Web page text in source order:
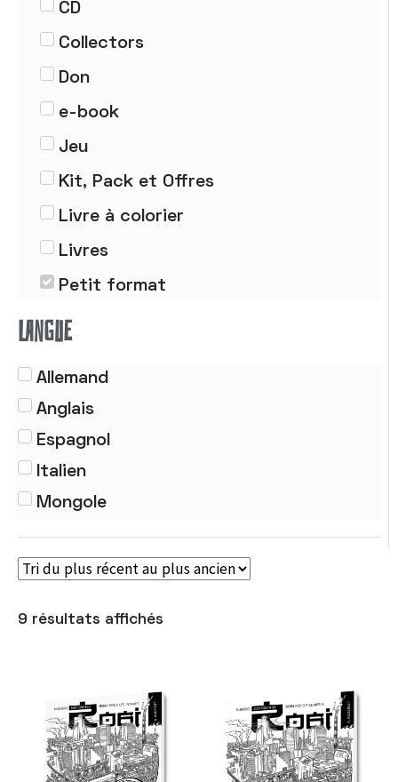
CD
Collectors
Don
e-book
Jeu
Kit, Pack et Offres
Livre à colorier
Livres
Petit format
Poster
LANGUE
Allemand
Anglais
Espagnol
Italien
Mongole
9 résultats affichés